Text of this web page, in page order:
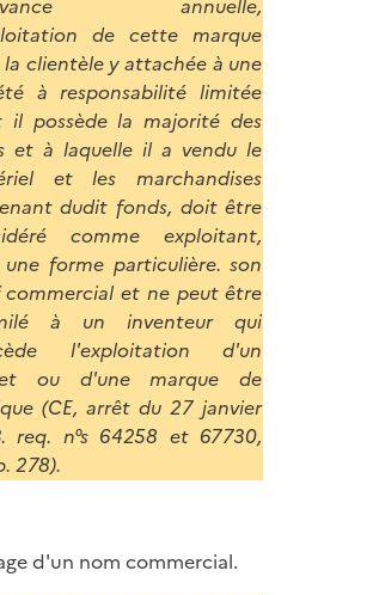
annuelle,
de cette marque
la clientèle y attachée à une
à responsabilité limitée
il possède la majorité des
et à laquelle il a vendu le
et les marchandises
dudit fonds, doit être
comme exploitant,
une forme particulière. son
et ne peut être
à un inventeur qui
l'exploitation d'un
ou d'une marque de
(CE, arrêt du 27 janvier
req. n°s 64258 et 67730,
278).
d'un nom commercial.